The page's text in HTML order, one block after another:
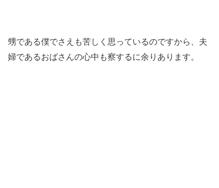
甥である僕でさえも苦しく思っているのですから、夫
婦であるおばさんの心中も察するに余りあります。